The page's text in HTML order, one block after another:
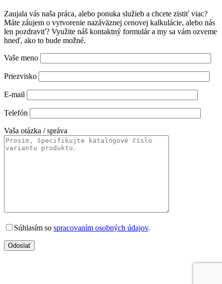
Zaujala vás naša práca, alebo ponuka služieb a chcete zistiť viac?
Máte záujem o vytvorenie nazáväznej cenovej kalkulácie, alebo nás
len pozdraviť? Využite náš kontaktný formulár a my sa vám ozveme
hneď, ako to bude možné.
Vaše meno
Priezvisko
E-mail
Telefón
Vaša otázka / správa
Súhlasím so spracovaním osobných údajov.